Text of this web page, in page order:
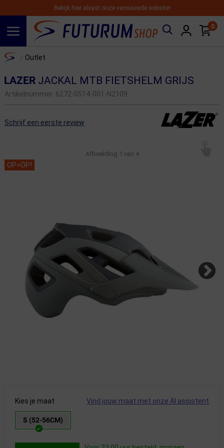
Bekijk hier alvast onze vernieuwde website!
0
Home Outlet
LAZERJACKAL MTB FIETSHELM GRIJS
Artikelnummer: 6272-0514-001-N2109
Schrijf een eerste review
Afbeelding 1 van 4
OP=OP!
Kies je maat Vind jouw maat met onze AI assistent
S (52-56CM)